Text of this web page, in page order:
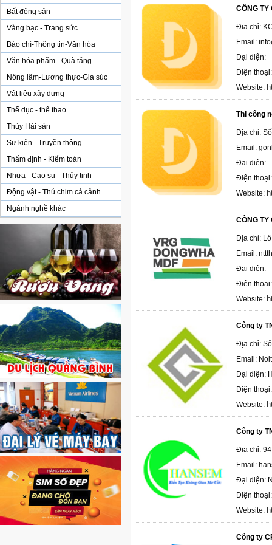
Bất động sản
Vàng bạc - Trang sức
Báo chí-Thông tin-Văn hóa
Văn hóa phẩm - Quà tặng
Nông lâm-Lương thực-Gia súc
Vật liệu xây dựng
Thể dục - thể thao
Thủy Hải sản
Sự kiện - Truyền thông
Thẩm định - Kiểm toán
Nhựa - Cao su - Thủy tinh
Động vật - Thú chim cá cảnh
Ngành nghề khác
CÔNG TY
Địa chỉ:
Email:
Đại diện:
Điện
Website:
Thi công
Địa chỉ:
Email:
Đại diện:
Điện
Website:
CÔNG TY
Địa chỉ:
Email:
Đại diện:
Điện
Website:
Công ty
Địa chỉ:
Email:
Đại diện:
Điện
Website:
Công ty
Địa chỉ:
Email:
Đại diện:
Điện
Website:
Công ty